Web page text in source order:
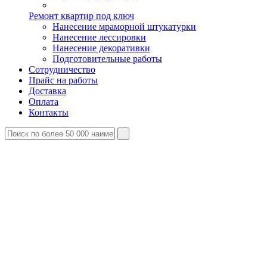
Ремонт квартир под ключ
Нанесение мраморной штукатурки
Нанесение лессировки
Нанесение декоративки
Подготовительные работы
Сотрудничество
Прайс на работы
Доставка
Оплата
Контакты